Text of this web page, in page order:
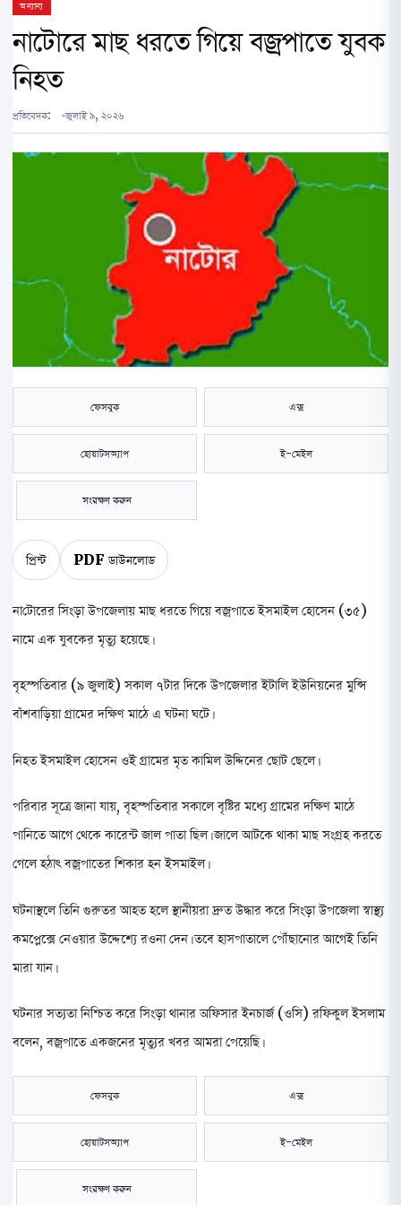
অন্যান্য
নাটোরে মাছ ধরতে গিয়ে বজ্রপাতে যুবক
নিহত
প্রতিবেদক: জুলাই ৯, ২০২৬
ফেসবুক এক্স
হোয়াটসঅ্যাপ ই-মেইল
সংরক্ষণ করুন
প্রিন্ট PDF ডাউনলোড
নাটোরের সিংড়া উপজেলায় মাছ ধরতে গিয়ে বজ্রপাতে ইসমাইল হোসেন (৩৫)
নামে এক যুবকের মৃত্যু হয়েছে।
বৃহস্পতিবার (৯ জুলাই) সকাল ৭টার দিকে উপজেলার ইটালি ইউনিয়নের মুন্সি
বাঁশবাড়িয়া গ্রামের দক্ষিণ মাঠে এ ঘটনা ঘটে।
নিহত ইসমাইল হোসেন ওই গ্রামের মৃত কামিল উদ্দিনের ছোট ছেলে।
পরিবার সূত্রে জানা যায়, বৃহস্পতিবার সকালে বৃষ্টির মধ্যে গ্রামের দক্ষিণ মাঠে
পানিতে আগে থেকে কারেন্ট জাল পাতা ছিল। জালে আটকে থাকা মাছ সংগ্রহ করতে
গেলে হঠাৎ বজ্রপাতের শিকার হন ইসমাইল।
ঘটনাস্থলে তিনি গুরুতর আহত হলে স্থানীয়রা দ্রুত উদ্ধার করে সিংড়া উপজেলা স্বাস্থ্য
কমপ্লেক্সে নেওয়ার উদ্দেশ্যে রওনা দেন। তবে হাসপাতালে পৌঁছানোর আগেই তিনি
মারা যান।
ঘটনার সত্যতা নিশ্চিত করে সিংড়া থানার অফিসার ইনচার্জ (ওসি) রফিকুল ইসলাম
বলেন, বজ্রপাতে একজনের মৃত্যুর খবর আমরা পেয়েছি।
ফেসবুক এক্স
হোয়াটসঅ্যাপ ই-মেইল
সংরক্ষণ করুন